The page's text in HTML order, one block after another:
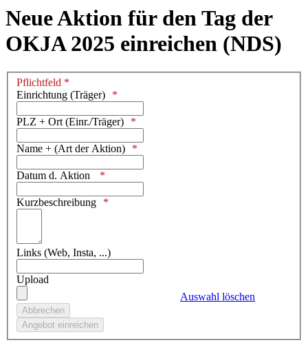
Neue Aktion für den Tag der
OKJA 2025 einreichen (NDS)
Pflichtfeld *
Einrichtung (Träger)
PLZ + Ort (Einr./Träger)
Name + (Art der Aktion)
Datum d. Aktion
Kurzbeschreibung
Links (Web, Insta, ...)
Upload
Auswahl löschen